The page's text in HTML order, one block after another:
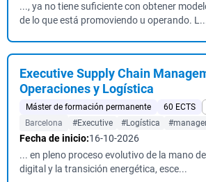
..., ya no tiene suficiente con obtener
de lo que está promoviendo u operando.
Executive Supply Chain
Operaciones y Logística
Máster de formación permanente 60 ECTS
Barcelona
#Executive #Logística
Fecha de inicio:16-10-2026
... en pleno proceso evolutivo de la mano
digital y la transición energética, esce...